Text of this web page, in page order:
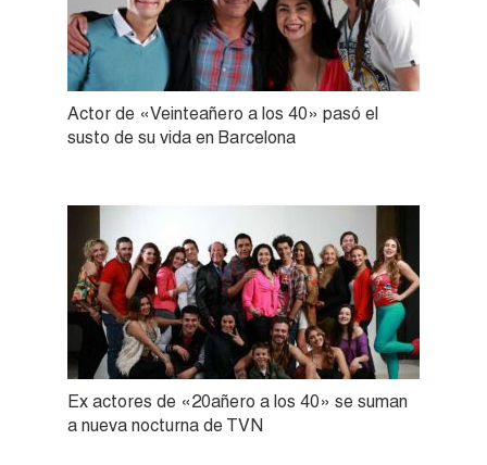
Actor de «Veinteañero a los 40» pasó el
susto de su vida en Barcelona
Ex actores de «20añero a los 40» se suman
a nueva nocturna de TVN